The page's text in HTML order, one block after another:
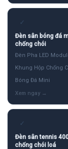
✓
Đèn sân bóng đá
chống chói
Đèn Pha LED
Khung Hộp Chống
Bóng Đá Mini
✓
Đèn sân tennis
chống chói loá